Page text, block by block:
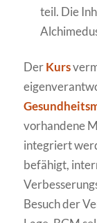
teil. Die
DerKurs
vorhandene
integriert
befähigt,
Besuch der